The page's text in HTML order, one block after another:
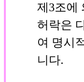
제3조에
허락은
여 명시
니다.